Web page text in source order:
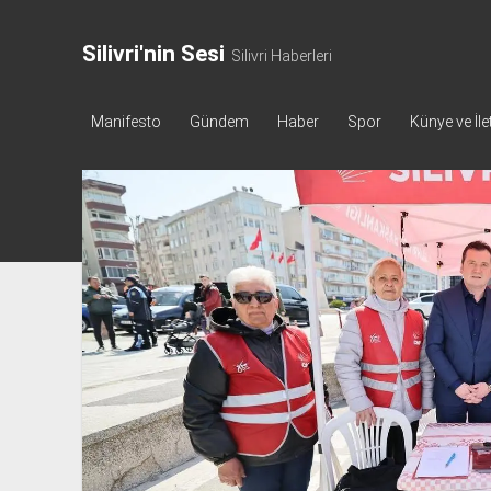
Silivri'nin Sesi Silivri Haberleri
Manifesto Gündem Haber Spor Künye ve